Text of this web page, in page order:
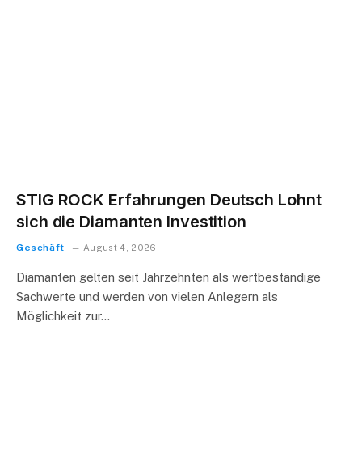
STIG ROCK Erfahrungen Deutsch Lohnt
sich die Diamanten Investition
Geschäft August 4, 2026
Diamanten gelten seit Jahrzehnten als wertbeständige
Sachwerte und werden von vielen Anlegern als
Möglichkeit zur…